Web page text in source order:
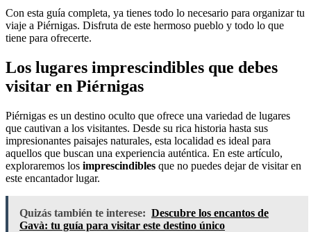
Con esta guía completa, ya tienes todo lo necesario para organizar tu
viaje a Piérnigas. Disfruta de este hermoso pueblo y todo lo que
tiene para ofrecerte.
Los lugares imprescindibles que debes
visitar en Piérnigas
Piérnigas es un destino oculto que ofrece una variedad de lugares
que cautivan a los visitantes. Desde su rica historia hasta sus
impresionantes paisajes naturales, esta localidad es ideal para
aquellos que buscan una experiencia auténtica. En este artículo,
exploraremos los imprescindibles que no puedes dejar de visitar en
este encantador lugar.
Quizás también te interese: Descubre los encantos de
Gavà: tu guía para visitar este destino único